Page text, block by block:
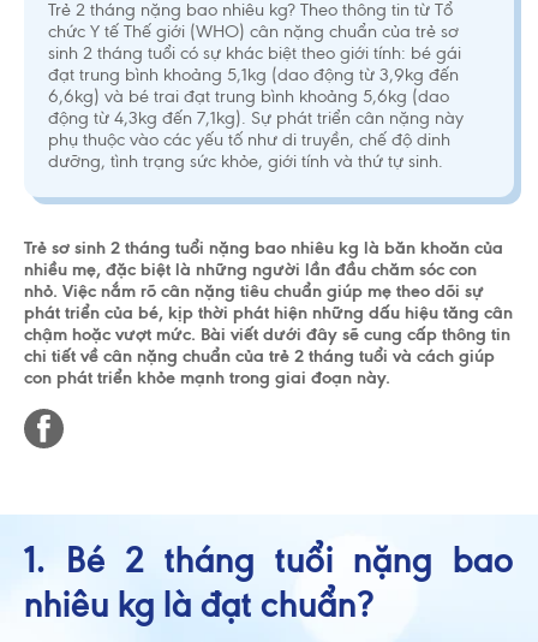
Trẻ 2 tháng nặng bao nhiêu kg? Theo thông tin từ Tổ
chức Y tế Thế giới (WHO) cân nặng chuẩn của trẻ sơ
sinh 2 tháng tuổi có sự khác biệt theo giới tính: bé gái
đạt trung bình khoảng 5,1kg (dao động từ 3,9kg đến
6,6kg) và bé trai đạt trung bình khoảng 5,6kg (dao
động từ 4,3kg đến 7,1kg). Sự phát triển cân nặng này
phụ thuộc vào các yếu tố như di truyền, chế độ dinh
dưỡng, tình trạng sức khỏe, giới tính và thứ tự sinh.
Trẻ sơ sinh 2 tháng tuổi nặng bao nhiêu kg là băn khoăn của
nhiều mẹ, đặc biệt là những người lần đầu chăm sóc con
nhỏ. Việc nắm rõ cân nặng tiêu chuẩn giúp mẹ theo dõi sự
phát triển của bé, kịp thời phát hiện những dấu hiệu tăng cân
chậm hoặc vượt mức. Bài viết dưới đây sẽ cung cấp thông tin
chi tiết về cân nặng chuẩn của trẻ 2 tháng tuổi và cách giúp
con phát triển khỏe mạnh trong giai đoạn này.
1. Bé 2 tháng tuổi nặng bao
nhiêu kg là đạt chuẩn?